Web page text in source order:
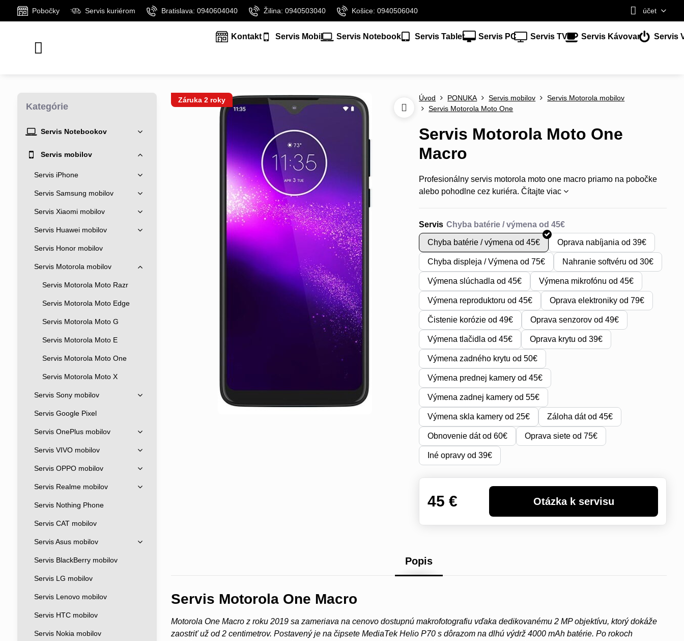
Pobočky Servis kuriérom Bratislava: 0940604040 Žilina: 0940503040 Košice: 0940506040 účet
Kontakt Servis Mobil Servis Notebook Servis Tablet Servis PC Servis TV Servis Kávovar Servis
Záruka 2 roky Úvod PONUKA Servis mobilov
Servis Motorola mobilov
Servis Motorola Moto One
Servis Motorola Moto One
Macro
Profesionálny servis motorola moto one macro priamo na pobočke
alebo pohodlne cez kuriéra.Čítajte viac
Servis
Chyba batérie / výmena od 45€ Oprava nabíjania od 39€
Chyba displeja / Výmena od 75€ Nahranie softvéru od 30€
Výmena slúchadla od 45€ Výmena mikrofónu od 45€
Výmena reproduktoru od 45€ Oprava elektroniky od 79€
Čistenie korózie od 49€ Oprava senzorov od 49€
Výmena tlačidla od 45€ Oprava krytu od 39€
Výmena zadného krytu od 50€
Výmena prednej kamery od 45€
Výmena zadnej kamery od 55€
Výmena skla kamery od 25€ Záloha dát od 45€
Obnovenie dát od 60€ Oprava siete od 75€
Iné opravy od 39€
45 €
Popis
Servis Motorola One Macro
Motorola One Macro z roku 2019 sa zameriava na cenovo dostupnú makrofotografiu vďaka dedikovanému 2 MP objektívu, ktorý dokáže
zaostriť už od 2 centimetrov. Postavený je na čipsete MediaTek Helio P70 s dôrazom na dlhú výdrž 4000 mAh batérie. Po rokoch
Kategórie
Servis Notebookov
Servis mobilov
Servis iPhone
Servis Samsung mobilov
Servis Xiaomi mobilov
Servis Huawei mobilov
Servis Honor mobilov
Servis Motorola mobilov
Servis Motorola Moto Razr
Servis Motorola Moto Edge
Servis Motorola Moto G
Servis Motorola Moto E
Servis Motorola Moto One
Servis Motorola Moto X
Servis Sony mobilov
Servis Google Pixel
Servis OnePlus mobilov
Servis VIVO mobilov
Servis OPPO mobilov
Servis Realme mobilov
Servis Nothing Phone
Servis CAT mobilov
Servis Asus mobilov
Servis BlackBerry mobilov
Servis LG mobilov
Servis Lenovo mobilov
Servis HTC mobilov
Servis Nokia mobilov